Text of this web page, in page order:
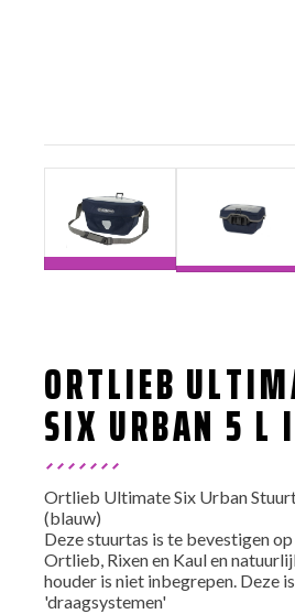
ORTLIEB
SIX URBAN 5 L
Ortlieb Ultimate Six Urban
(blauw)
Deze stuurtas is te bevestigen
Ortlieb, Rixen en Kaul en
houder is niet inbegrepen. Deze
'draagsystemen'